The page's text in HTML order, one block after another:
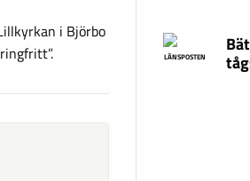
i Björbo
LÄNSPOSTEN